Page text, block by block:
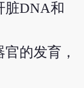
脏DNA和
的发育，